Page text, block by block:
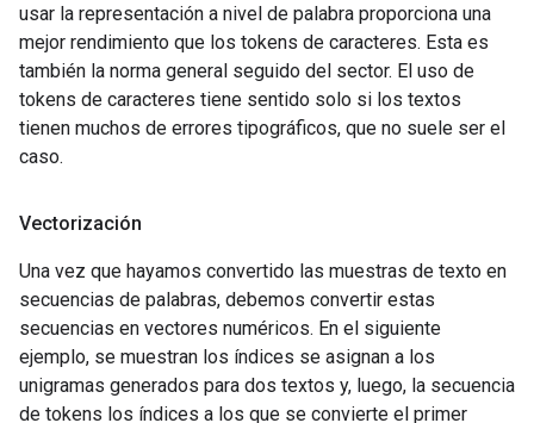
usar la representación a nivel de palabra proporciona una
mejor rendimiento que los tokens de caracteres. Esta es
también la norma general seguido del sector. El uso de
tokens de caracteres tiene sentido solo si los textos
tienen muchos de errores tipográficos, que no suele ser el
caso.
Vectorización
Una vez que hayamos convertido las muestras de texto en
secuencias de palabras, debemos convertir estas
secuencias en vectores numéricos. En el siguiente
ejemplo, se muestran los índices se asignan a los
unigramas generados para dos textos y, luego, la secuencia
de tokens los índices a los que se convierte el primer